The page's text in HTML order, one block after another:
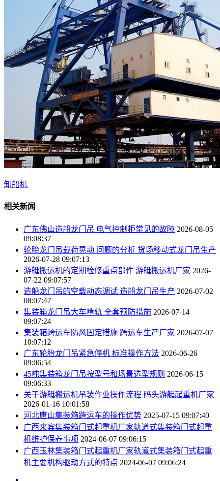
卸船机
相关新闻
广东佛山造船龙门吊 电气控制柜常见的故障 2026-08-05
09:08:37
轮胎龙门吊载荷晃动 问题的分析 货场移动式龙门吊生产
2026-07-28 09:07:13
游艇搬运机的定期检修重点部件 游艇搬运机厂家 2026-
07-22 09:07:57
造船龙门吊的空载动态调试 造船龙门吊生产 2026-07-02
08:07:47
集装箱龙门吊大车啃轨 全套预防措施 2026-07-14
09:07:24
集装箱跨运车防风固定措施 跨运车生产厂家 2026-07-07
10:07:12
广东轮胎龙门吊紧急停机 标准操作方法 2026-06-26
09:06:54
45吨集装箱龙门吊按型号和场景选型规则 2026-06-15
09:06:33
关于游艇搬运机吊装作业操作流程 码头游艇起重机厂家
2026-01-16 10:01:58
河北唐山集装箱跨运车的操作优势 2025-07-15 09:07:40
广西来宾集装箱门式起重机厂家轨道式集装箱门式起重
机维护保养事项 2024-06-07 09:06:15
广西玉林集装箱门式起重机厂家轨道式集装箱门式起重
机主要机构驱动方式的特点 2024-06-07 09:06:24